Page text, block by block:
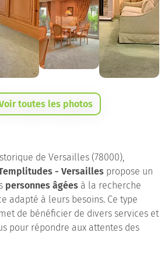
toutes les photos
de Versailles (78000),
- Versailles propose un
personnes âgées à la recherche
adapté à leurs besoins. Ce type
de bénéficier de divers services et
pour répondre aux attentes des